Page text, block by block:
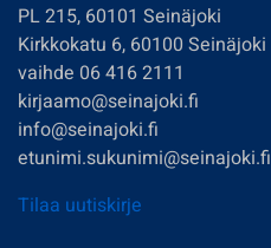
PL 215, 60101 Seinäjoki
Kirkkokatu 6, 60100 Seinäjoki
vaihde 06 416 2111
kirjaamo@seinajoki.fi
info@seinajoki.fi
etunimi.sukunimi@seinajoki.fi
Tilaa uutiskirje